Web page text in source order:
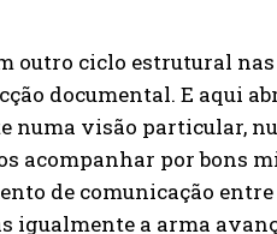
outro ciclo estrutural
documental. E aqui
numa visão particular,
acompanhar por bons
de comunicação
igualmente a arma